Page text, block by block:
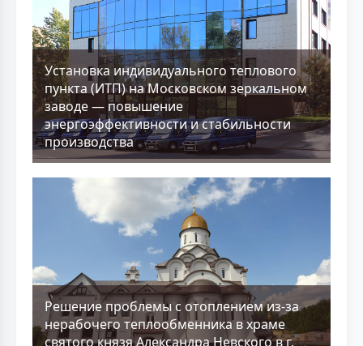
Установка индивидуального теплового
пункта (ИТП) на Московском зеркальном
заводе — повышение
энергоэффективности и стабильности
производства
Решение проблемы с отоплением из-за
нерабочего теплообменника в храме
святого князя Александра Невского в г.